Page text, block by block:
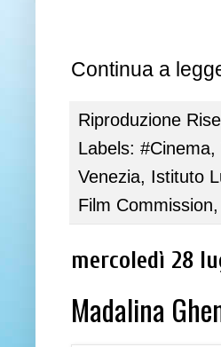
Continua a
Riproduzione
Labels: #Cinema,
Venezia, Istituto
Film Commission,
mercoledì 28
Madalina